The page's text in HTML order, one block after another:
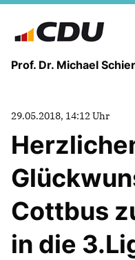
Prof. Dr. Michael
29.05.2018, 14:12 Uhr
Cottbus
in die